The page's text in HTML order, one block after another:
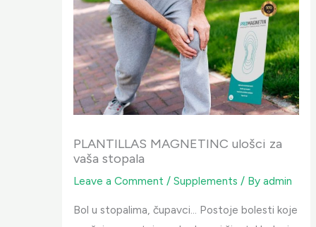
PLANTILLAS MAGNETINC ulošci za
vaša stopala
Leave a Comment / Supplements / By admin
Bol u stopalima, čupavci… Postoje bolesti koje